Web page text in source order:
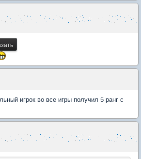
игрок во все игры получил 5 ранг с